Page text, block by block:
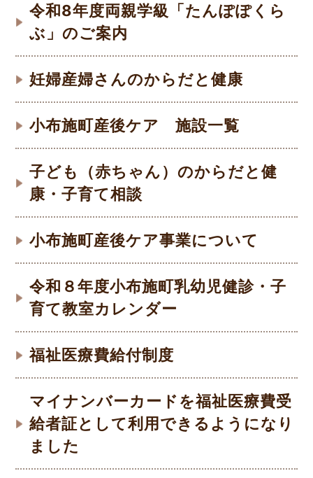
令和8年度両親学級「たんぽぽくら
ぶ」のご案内
妊婦産婦さんのからだと健康
小布施町産後ケア 施設一覧
子ども（赤ちゃん）のからだと健
康・子育て相談
小布施町産後ケア事業について
令和８年度小布施町乳幼児健診・子
育て教室カレンダー
福祉医療費給付制度
マイナンバーカードを福祉医療費受
給者証として利用できるようになり
ました